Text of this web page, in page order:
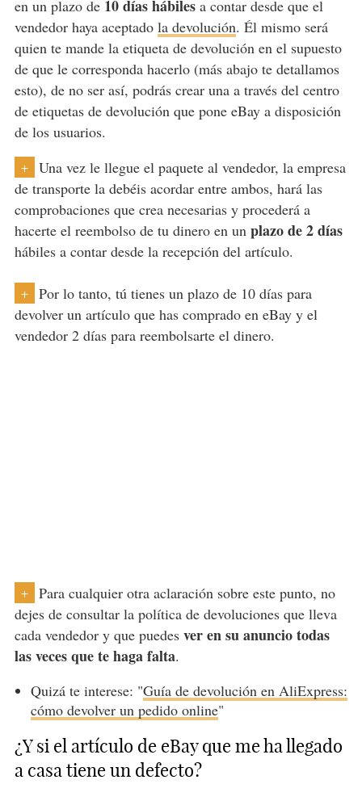
en un plazo de 10 días hábilesa contar desde que el
vendedor haya aceptado la devolución. Él mismo será
quien te mande la etiqueta de devolución en el supuesto
de que le corresponda hacerlo (más abajo te detallamos
esto), de no ser así, podrás crear una a través del centro
de etiquetas de devolución que pone eBay a disposición
de los usuarios.
+
Una vez le llegue el paquete al vendedor, la empresa
de transporte la debéis acordar entre ambos, hará las
comprobaciones que crea necesarias y procederá a
hacerte el reembolso de tu dinero en un plazo de 2 días
hábiles a contar desde la recepción del artículo.
+
Por lo tanto, tú tienes un plazo de 10 días para
devolver un artículo que has comprado en eBay y el
vendedor 2 días para reembolsarte el dinero.
+
Para cualquier otra aclaración sobre este punto, no
dejes de consultar la política de devoluciones que lleva
cada vendedor y que puedes ver en su anuncio todas
las veces que te haga falta.
Quizá te interese: "Guía de devolución en AliExpress:
cómo devolver un pedido online"
¿Y si el artículo de eBay que me ha llegado
a casa tiene un defecto?